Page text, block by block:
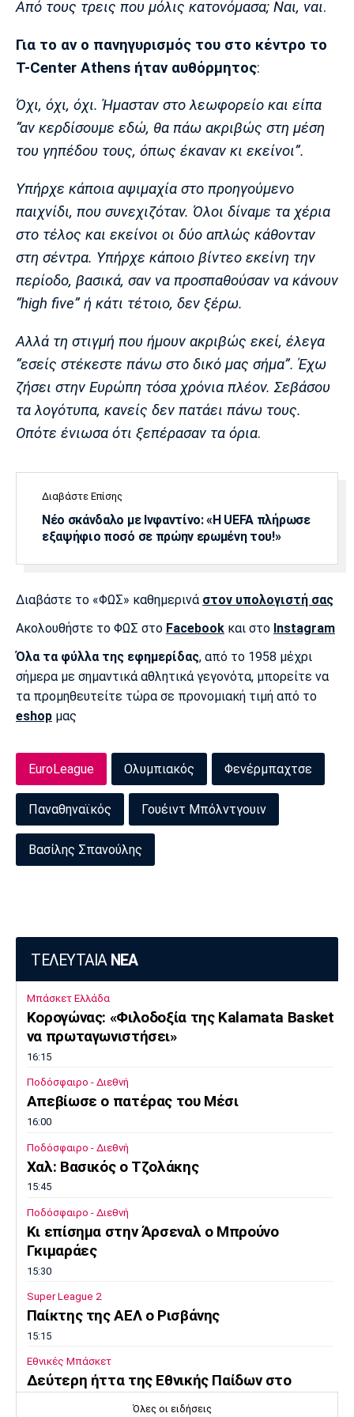
Από τους τρεις που μόλις κατονόμασα; Ναι, ναι.
Για το αν ο πανηγυρισμός του στο κέντρο το
T-Center Athens ήταν αυθόρμητος:
Όχι, όχι, όχι. Ήμασταν στο λεωφορείο και είπα
“αν κερδίσουμε εδώ, θα πάω ακριβώς στη μέση
του γηπέδου τους, όπως έκαναν κι εκείνοι”.
Υπήρχε κάποια αψιμαχία στο προηγούμενο
παιχνίδι, που συνεχιζόταν. Όλοι δίναμε τα χέρια
στο τέλος και εκείνοι οι δύο απλώς κάθονταν
στη σέντρα. Υπήρχε κάποιο βίντεο εκείνη την
περίοδο, βασικά, σαν να προσπαθούσαν να κάνουν
“high five” ή κάτι τέτοιο, δεν ξέρω.
Αλλά τη στιγμή που ήμουν ακριβώς εκεί, έλεγα
“εσείς στέκεστε πάνω στο δικό μας σήμα”. Έχω
ζήσει στην Ευρώπη τόσα χρόνια πλέον. Σεβάσου
τα λογότυπα, κανείς δεν πατάει πάνω τους.
Οπότε ένιωσα ότι ξεπέρασαν τα όρια.
Διαβάστε Επίσης
Νέο σκάνδαλο με Ινφαντίνο: «Η UEFA πλήρωσε
εξαψήφιο ποσό σε πρώην ερωμένη του!»
Διαβάστε το «ΦΩΣ» καθημερινά στον υπολογιστή σας
Ακολουθήστε το ΦΩΣ στο Facebook και στο Instagram
Όλα τα φύλλα της εφημερίδας, από το 1958 μέχρι
σήμερα με σημαντικά αθλητικά γεγονότα, μπορείτε να
τα προμηθευτείτε τώρα σε προνομιακή τιμή από το
eshop μας
EuroLeague Ολυμπιακός Φενέρμπαχτσε
Παναθηναϊκός Γουέιντ Μπόλντγουιν
Βασίλης Σπανούλης
ΤΕΛΕΥΤΑΙΑ ΝΕΑ
Μπάσκετ Ελλάδα
Κορογώνας: «Φιλοδοξία της Kalamata Basket
να πρωταγωνιστήσει»
16:15
Ποδόσφαιρο - Διεθνή
Απεβίωσε ο πατέρας του Μέσι
16:00
Ποδόσφαιρο - Διεθνή
Χαλ: Βασικός ο Τζολάκης
15:45
Ποδόσφαιρο - Διεθνή
Κι επίσημα στην Άρσεναλ ο Μπρούνο
Γκιμαράες
15:30
Super League 2
Παίκτης της ΑΕΛ ο Ρισβάνης
15:15
Εθνικές Μπάσκετ
Δεύτερη ήττα της Εθνικής Παίδων στο
Ευρωμπάσκετ Κ16
Όλες οι ειδήσεις